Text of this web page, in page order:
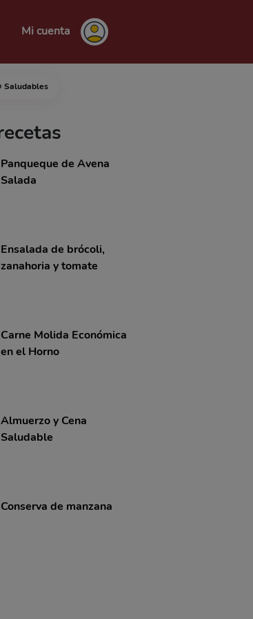
Mi cuenta
Saludables
con una
Panqueque de Avena
Salada
Ensalada de brócoli,
zanahoria y tomate
Carne Molida Económica
en el Horno
Almuerzo y Cena
Saludable
Conserva de manzana